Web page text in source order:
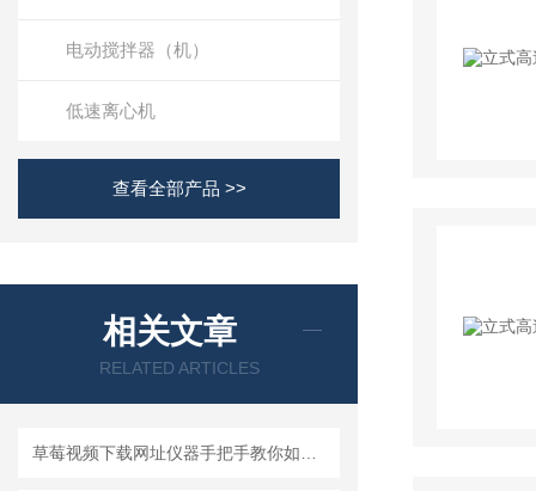
电动搅拌器（机）
低速离心机
查看全部产品 >>
相关文章
RELATED ARTICLES